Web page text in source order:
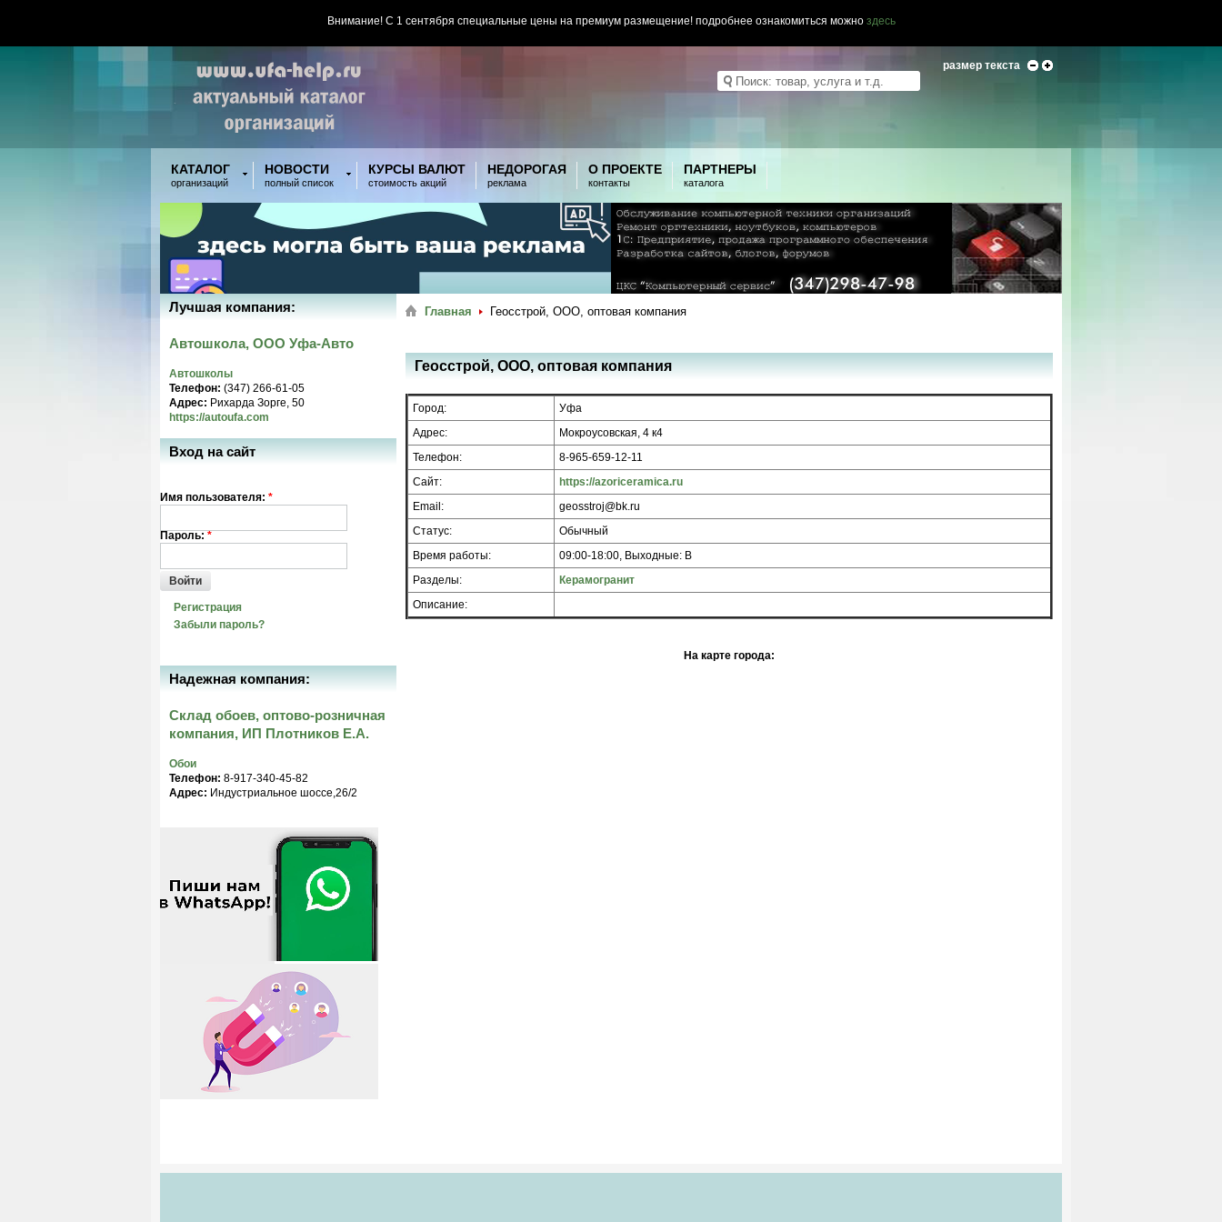
Внимание! С 1 сентября специальные цены на премиум размещение! подробнее ознакомиться можно здесь
размер текста
КАТАЛОГ
организаций
НОВОСТИ
полный список
КУРСЫ ВАЛЮТ
стоимость акций
НЕДОРОГАЯ
реклама
О ПРОЕКТЕ
контакты
ПАРТНЕРЫ
каталога
Главная Геосстрой, ООО, оптовая компания
Геосстрой, ООО, оптовая компания
Город:
Уфа
Адрес:
Мокроусовская, 4 к4
Телефон:
8-965-659-12-11
Сайт:
https://azoriceramica.ru
Email:
geosstroj@bk.ru
Статус:
Обычный
Время работы:
09:00-18:00, Выходные: В
Разделы:
Керамогранит
Описание:
На карте города:
Лучшая компания:
Автошкола, ООО Уфа-Авто
Автошколы
Телефон: (347) 266-61-05
Адрес: Рихарда Зорге, 50
https://autoufa.com
Вход на сайт
Имя пользователя: *
Пароль: *
Войти
Регистрация
Забыли пароль?
Надежная компания:
Склад обоев, оптово-розничная
компания, ИП Плотников Е.А.
Обои
Телефон: 8-917-340-45-82
Адрес: Индустриальное шоссе,26/2